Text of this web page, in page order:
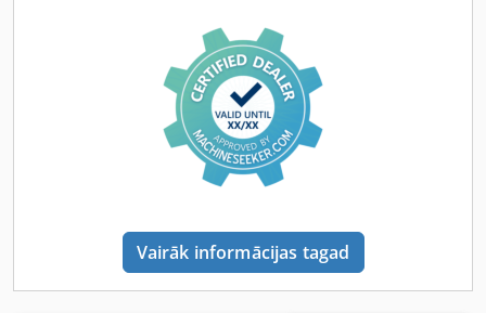
Selektora bloks, sānu montāža, ar pievienojumu Seriālās
kustības serde, 1 gab., turēšanas spiediens ar atdure
pretvārstu Saskarne robotu sistēmai (saskaņā ar EUROMAP
67), 50 kontaktu Rozetes: 1 CEE, 1 Schuko, papildus
Saskarne printerim, seriālā USB Dkodpfx Apszi A N Do Ier
CompactFlash saskarne datu saglabāšanai Lietotāja atļauja
ar mikroshēmas karti, saskaņā ar EUROMAP 65 Traucējumu
indikācija ar skaņas signālu 3 elektroniski sildīšanas cikli
4 neatkarīgi dzesēšanas cikli, manuāli regulējami Uz
iekārtu attiecināti dzesēšanas cikli, manuāli regulējami
Aprīkojuma komplekts: paplašināta uzraudzība Aprīkojuma
Vairāk informācijas tagad